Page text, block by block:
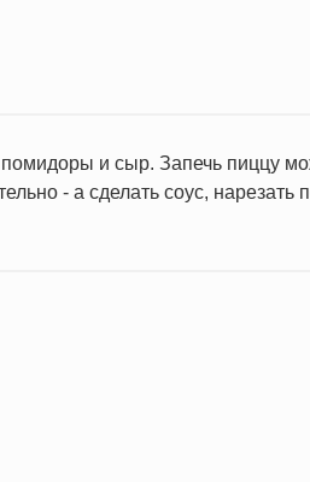
помидоры и сыр. Запечь пиццу
- а сделать соус, нарезать